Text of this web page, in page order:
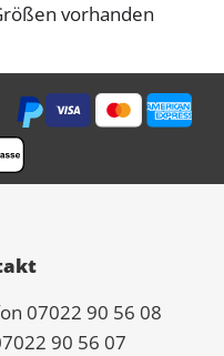
vorhanden
07022 90 56 08
90 56 07